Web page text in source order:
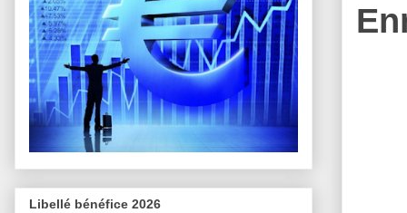
Libellé bénéfice 2026